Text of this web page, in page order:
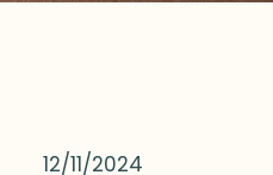
12/11/2024